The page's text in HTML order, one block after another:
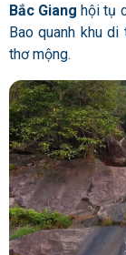
Bắc Giang hội tụ
Bao quanh khu
thơ mộng.